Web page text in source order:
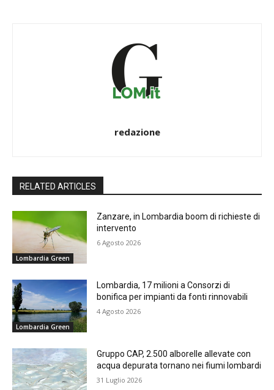
redazione
RELATED ARTICLES
Lombardia Green
Zanzare, in Lombardia boom di richieste di
intervento
6 Agosto 2026
Lombardia Green
Lombardia, 17 milioni a Consorzi di
bonifica per impianti da fonti rinnovabili
4 Agosto 2026
Gruppo CAP, 2.500 alborelle allevate con
acqua depurata tornano nei fiumi lombardi
31 Luglio 2026